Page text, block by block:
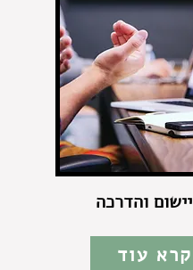
יישום והדרכה
קרא עוד